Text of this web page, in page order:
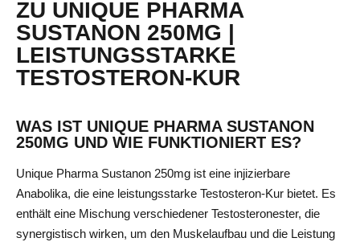
ZU UNIQUE PHARMA
SUSTANON 250MG |
LEISTUNGSSTARKE
TESTOSTERON-KUR
WAS IST UNIQUE PHARMA SUSTANON
250MG UND WIE FUNKTIONIERT ES?
Unique Pharma Sustanon 250mg ist eine injizierbare
Anabolika, die eine leistungsstarke Testosteron-Kur bietet. Es
enthält eine Mischung verschiedener Testosteronester, die
synergistisch wirken, um den Muskelaufbau und die Leistung